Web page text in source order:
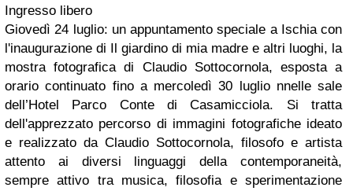
Ingresso libero
Giovedì 24 luglio: un appuntamento speciale a Ischia con
l'inaugurazione di Il giardino di mia madre e altri luoghi, la
mostra fotografica di Claudio Sottocornola, esposta a
orario continuato fino a mercoledì 30 luglio nnelle sale
dell’Hotel Parco Conte di Casamicciola. Si tratta
dell'apprezzato percorso di immagini fotografiche ideato
e realizzato da Claudio Sottocornola, filosofo e artista
attento ai diversi linguaggi della contemporaneità,
sempre attivo tra musica, filosofia e sperimentazione